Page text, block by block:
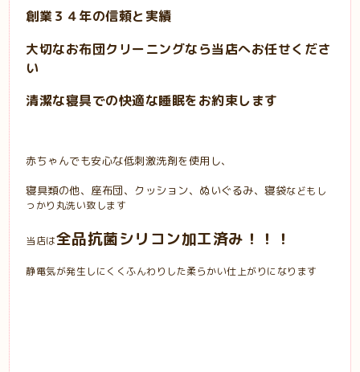
創業３４年の信頼と実績
大切なお布団クリーニングなら当店へお任せくださ
い
清潔な寝具での快適な睡眠をお約束します
赤ちゃんでも安心な低刺激洗剤を使用し、
寝具類の他、座布団、クッション、ぬいぐるみ、寝袋などもし
っかり丸洗い致します
当店は全品抗菌シリコン加工済み！！！
静電気が発生しにくくふんわりした柔らかい仕上がりになります